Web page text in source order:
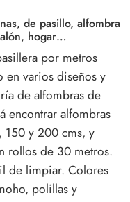
de pasillo, alfombra
hogar…
por metros
en varios diseños y
de alfombras de
encontrar alfombras
150 y 200 cms, y
rollos de 30 metros.
de limpiar. Colores
polillas y